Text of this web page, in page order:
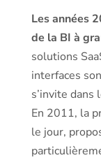
Les années
de la BI à
solutions
interfaces
s’invite
En 2011, la
le jour,